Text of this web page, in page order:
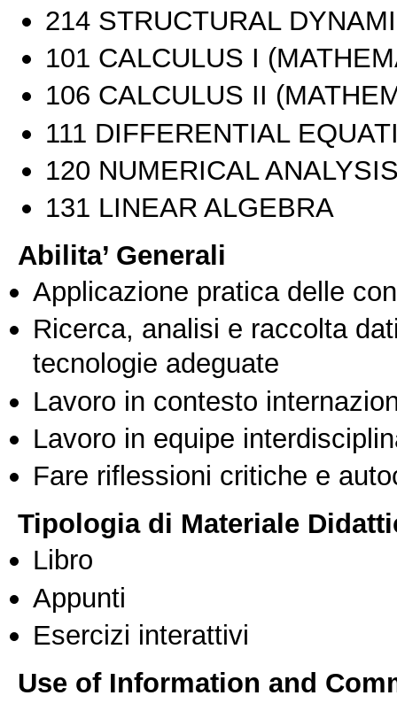
214 STRUCTURAL
101 CALCULUS I
106 CALCULUS II
111 DIFFERENTIAL
120 NUMERICAL
131 LINEAR ALGEBRA
Abilita’ Generali
Applicazione pratica delle
Ricerca, analisi e raccolta
tecnologie adeguate
Lavoro in contesto
Lavoro in equipe
Fare riflessioni critiche e
Tipologia di Materiale
Libro
Appunti
Esercizi interattivi
Use of Information and